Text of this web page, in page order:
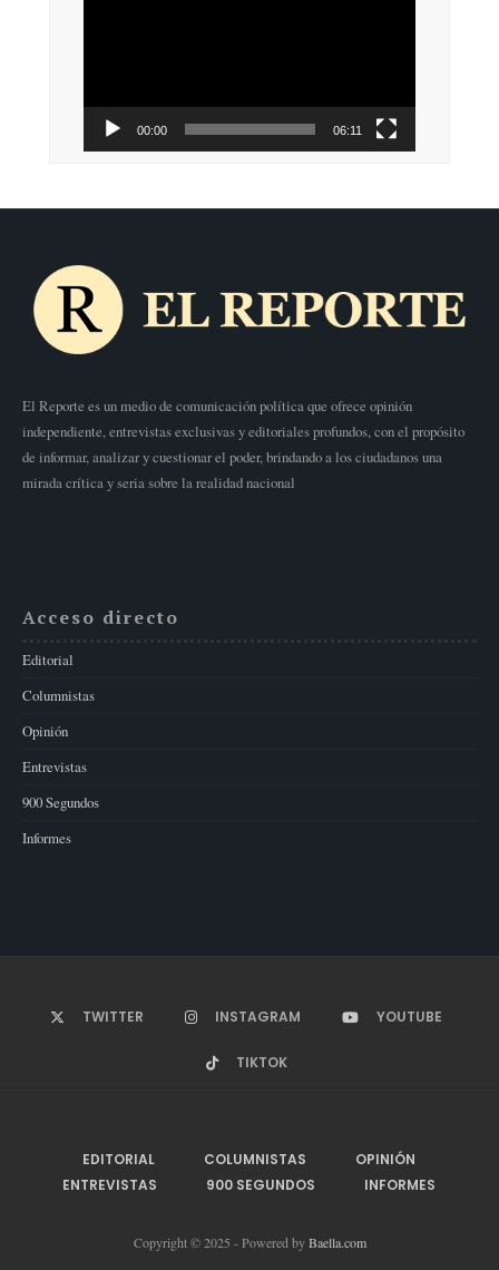
00:00 06:11
El Reporte es un medio de comunicación política que ofrece opinión
independiente, entrevistas exclusivas y editoriales profundos, con el propósito
de informar, analizar y cuestionar el poder, brindando a los ciudadanos una
mirada crítica y seria sobre la realidad nacional
Acceso directo
Editorial
Columnistas
Opinión
Entrevistas
900 Segundos
Informes
TWITTER INSTAGRAM YOUTUBE
TIKTOK
EDITORIAL COLUMNISTAS
OPINIÓN
ENTREVISTAS
900 SEGUNDOS INFORMES
Copyright © 2025 - Powered byBaella.com